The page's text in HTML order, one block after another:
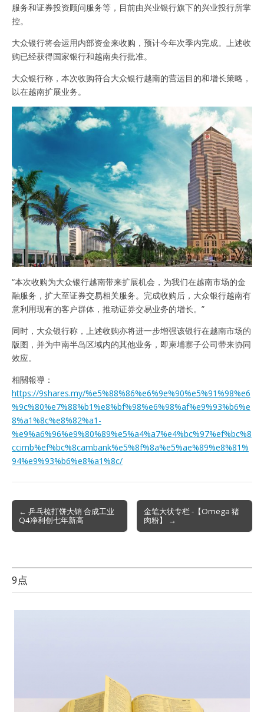
服务和证券投资顾问服务等，目前由兴业银行旗下的兴业投行所掌
控。
大众银行将会运用内部资金来收购，预计今年次季内完成。上述收
购已经获得国家银行和越南央行批准。
大众银行称，本次收购符合大众银行越南的营运目的和增长策略，
以在越南扩展业务。
“本次收购为大众银行越南带来扩展机会，为我们在越南市场的金
融服务，扩大至证券交易相关服务。完成收购后，大众银行越南有
意利用现有的客户群体，推动证券交易业务的增长。”
同时，大众银行称，上述收购亦将进一步增强该银行在越南市场的
版图，并为中南半岛区域内的其他业务，即柬埔寨子公司带来协同
效应。
相關報導：
https://9shares.my/%e5%88%86%e6%9e%90%e5%91%98%e6
%9c%80%e7%88%b1%e8%bf%98%e6%98%af%e9%93%b6%e
8%a1%8c%e8%82%a1-
%e9%a6%96%e9%80%89%e5%a4%a7%e4%bc%97%ef%bc%8
ccimb%ef%bc%8cambank%e5%8f%8a%e5%ae%89%e8%81%
94%e9%93%b6%e8%a1%8c/
Post
navigation
← 乒乓梳打饼大销 合成工业
Q4净利创七年新高
金笔大状专栏 -【Omega 猪
肉粉】 →
9点